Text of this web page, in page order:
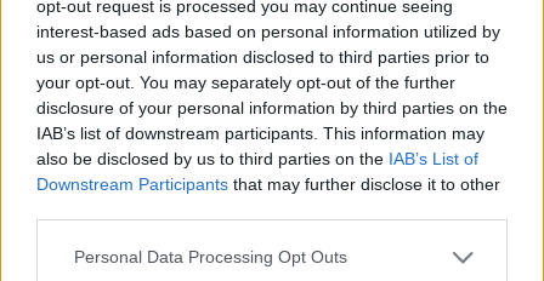
opt-out request is processed you may continue seeing
interest-based ads based on personal information utilized by
us or personal information disclosed to third parties prior to
your opt-out. You may separately opt-out of the further
disclosure of your personal information by third parties on the
IAB’s list of downstream participants. This information may
also be disclosed by us to third parties on the IAB’s List of
Downstream Participants that may further disclose it to other
Personal Data Processing Opt Outs
Επίθεση στον Ερυθρό Σταυρό:
Ασθενής χτύπησε νοσηλεύτρια
σε πόρτες ‑ Τι καταγγέλλει η
ΠΟΕΔΗΝ για τους φύλακες
NIGHTΛΆΙΦ
Το περιστατικό βίας στα Επείγοντα
σημειώθηκε τα ξημερώματα του
Σαββάτου - ο πρόεδρος της ΠΟΕΔΗΝ
μέτρα προστασίας για το νοσηλευτικό
προσωπικό